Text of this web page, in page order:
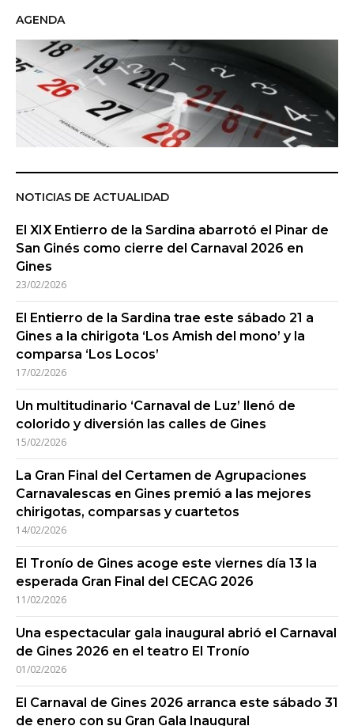
AGENDA
NOTICIAS DE ACTUALIDAD
El XIX Entierro de la Sardina abarrotó el Pinar de
San Ginés como cierre del Carnaval 2026 en
Gines
23/02/2026
El Entierro de la Sardina trae este sábado 21 a
Gines a la chirigota ‘Los Amish del mono’ y la
comparsa ‘Los Locos’
17/02/2026
Un multitudinario ‘Carnaval de Luz’ llenó de
colorido y diversión las calles de Gines
15/02/2026
La Gran Final del Certamen de Agrupaciones
Carnavalescas en Gines premió a las mejores
chirigotas, comparsas y cuartetos
14/02/2026
El Tronío de Gines acoge este viernes día 13 la
esperada Gran Final del CECAG 2026
11/02/2026
Una espectacular gala inaugural abrió el Carnaval
de Gines 2026 en el teatro El Tronío
01/02/2026
El Carnaval de Gines 2026 arranca este sábado 31
de enero con su Gran Gala Inaugural